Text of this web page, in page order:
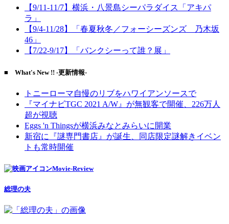
【9/11-11/7】横浜・八景島シーパラダイス「アキパ
ラ」
【9/4-11/28】「春夏秋冬／フォーシーズンズ 乃木坂
46」
【7/22-9/17】「バンクシーって誰？展」
■ What's New !! -更新情報-
トニーローマ自慢のリブをハワイアンソースで
『マイナビTGC 2021 A/W』が無観客で開催、226万人
超が視聴
Eggs 'n Thingsが横浜みなとみらいに開業
新宿に『謎専門書店』が誕生、同店限定謎解きイベン
トも常時開催
Movie-Review
総理の夫